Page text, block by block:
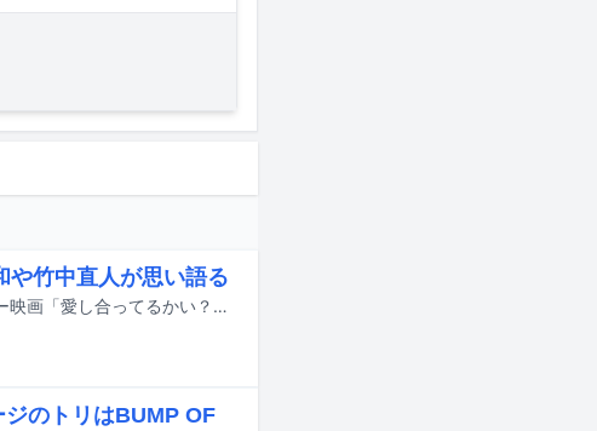
や竹中直人が思い語る
10月2日より新宿バルト9ほかで公開される忌野清志郎のドキュメンタリー映画「愛し合ってるかい？ 忌野清志郎が教えてくれた」の本予告映像が公開された。
のトリはBUMP OF